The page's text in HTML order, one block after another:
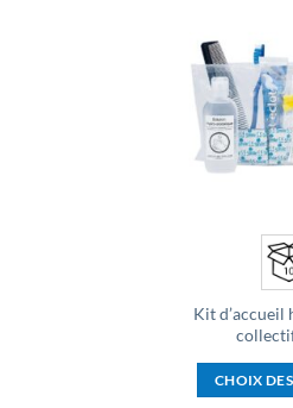
Kit d’accueil
CHOIX